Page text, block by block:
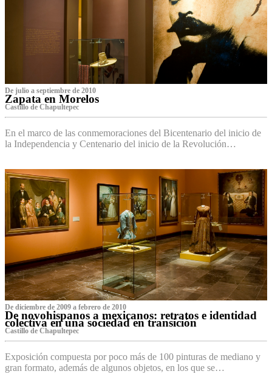
De julio a septiembre de 2010
Zapata en Morelos
Castillo de Chapultepec
En el marco de las conmemoraciones del Bicentenario del inicio de
la Independencia y Centenario del inicio de la Revolución…
De diciembre de 2009 a febrero de 2010
De novohispanos a mexicanos: retratos e identidad
colectiva en una sociedad en transición
Castillo de Chapultepec
Exposición compuesta por poco más de 100 pinturas de mediano y
gran formato, además de algunos objetos, en los que se…